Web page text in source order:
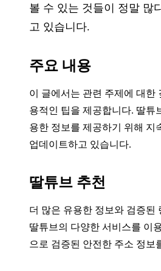
볼 수 있는 것들이 정말 많
고 있습니다.
주요 내용
이 글에서는 관련 주제에 대한
용적인 팁을 제공합니다. 딸튜
용한 정보를 제공하기 위해 지
업데이트하고 있습니다.
딸튜브 추천
더 많은 유용한 정보와 검증된
딸튜브의 다양한 서비스를 이
으로 검증된 안전한 주소 정보